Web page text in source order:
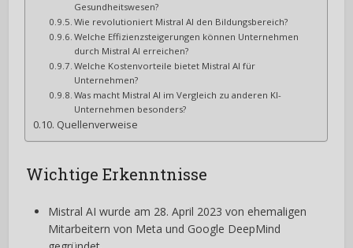
Gesundheitswesen?
Wie revolutioniert Mistral AI den Bildungsbereich?
Welche Effizienzsteigerungen können Unternehmen
durch Mistral AI erreichen?
Welche Kostenvorteile bietet Mistral AI für
Unternehmen?
Was macht Mistral AI im Vergleich zu anderen KI-
Unternehmen besonders?
Quellenverweise
Wichtige Erkenntnisse
Mistral AI wurde am 28. April 2023 von ehemaligen
Mitarbeitern von Meta und Google DeepMind